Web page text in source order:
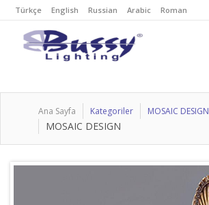
Türkçe English Russian Arabic Roman
Ana Sayfa Kategoriler MOSAIC DESIGN
MOSAIC DESIGN